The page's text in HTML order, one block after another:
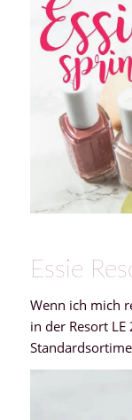
Essie
Wenn ich mich
in der Resort